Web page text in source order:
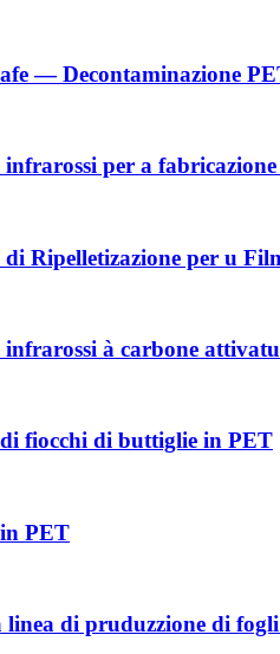
— Decontaminazione
per a
Ripelletizazione per u
à carbone attivatu
fiocchi di buttiglie in PET
PET
linea di pruduzzione di